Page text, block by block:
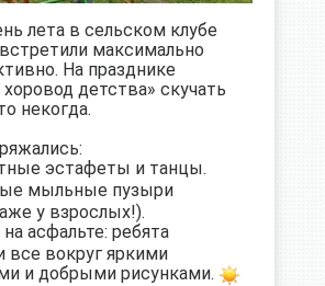
лета в сельском клубе
максимально
На празднике
детства» скучать
некогда.
эстафеты и танцы.
мыльные пузыри
у взрослых!).
асфальте: ребята
все вокруг яркими
и добрыми рисунками.